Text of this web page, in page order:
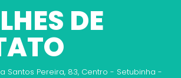
DE
Santos Pereira, 83, Centro - Setubinha -